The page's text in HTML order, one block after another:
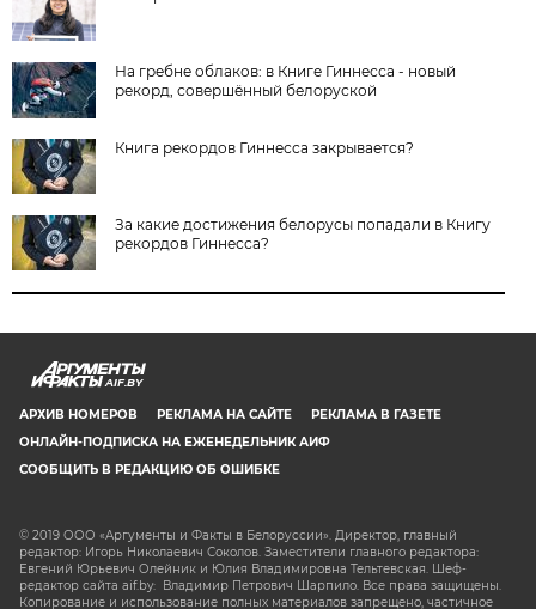
На гребне облаков: в Книге Гиннесса - новый
рекорд, совершённый белоруской
Книга рекордов Гиннесса закрывается?
За какие достижения белорусы попадали в Книгу
рекордов Гиннесса?
AIF.BY
АРХИВ НОМЕРОВ РЕКЛАМА НА САЙТЕ
РЕКЛАМА В ГАЗЕТЕ
ОНЛАЙН-ПОДПИСКА НА ЕЖЕНЕДЕЛЬНИК АИФ
СООБЩИТЬ В РЕДАКЦИЮ ОБ ОШИБКЕ
© 2019 ООО «Аргументы и Факты в Белоруссии». Директор, главный
редактор: Игорь Николаевич Соколов. Заместители главного редактора:
Евгений Юрьевич Олейник и Юлия Владимировна Тельтевская. Шеф-
редактор сайта aif.by: Владимир Петрович Шарпило. Все права защищены.
Копирование и использование полных материалов запрещено, частичное